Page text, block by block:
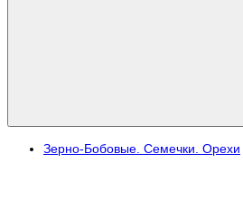
Зерно-Бобовые. Семечки. Орехи